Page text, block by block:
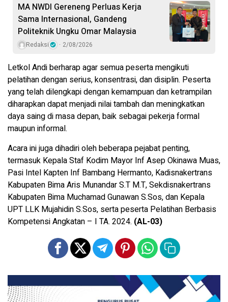
MA NWDI Gereneng Perluas Kerja
Sama Internasional, Gandeng
Politeknik Ungku Omar Malaysia
Redaksi 2/08/2026
Letkol Andi berharap agar semua peserta mengikuti
pelatihan dengan serius, konsentrasi, dan disiplin. Peserta
yang telah dilengkapi dengan kemampuan dan ketrampilan
diharapkan dapat menjadi nilai tambah dan meningkatkan
daya saing di masa depan, baik sebagai pekerja formal
maupun informal.
Acara ini juga dihadiri oleh beberapa pejabat penting,
termasuk Kepala Staf Kodim Mayor Inf Asep Okinawa Muas,
Pasi Intel Kapten Inf Bambang Hermanto, Kadisnakertrans
Kabupaten Bima Aris Munandar S.T M.T, Sekdisnakertrans
Kabupaten Bima Muchamad Gunawan S.Sos, dan Kepala
UPT LLK Mujahidin S.Sos, serta peserta Pelatihan Berbasis
Kompetensi Angkatan – I TA. 2024. (AL-03)